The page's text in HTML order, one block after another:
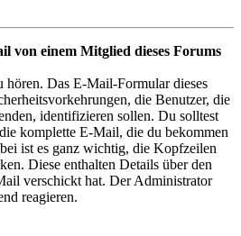
von einem Mitglied dieses Forums
hören. Das E-Mail-Formular dieses
die Benutzer, die
identifizieren sollen. Du solltest
komplette E-Mail, die du bekommen
ist es ganz wichtig, die Kopfzeilen
Diese enthalten Details über den
verschickt hat. Der Administrator
reagieren.